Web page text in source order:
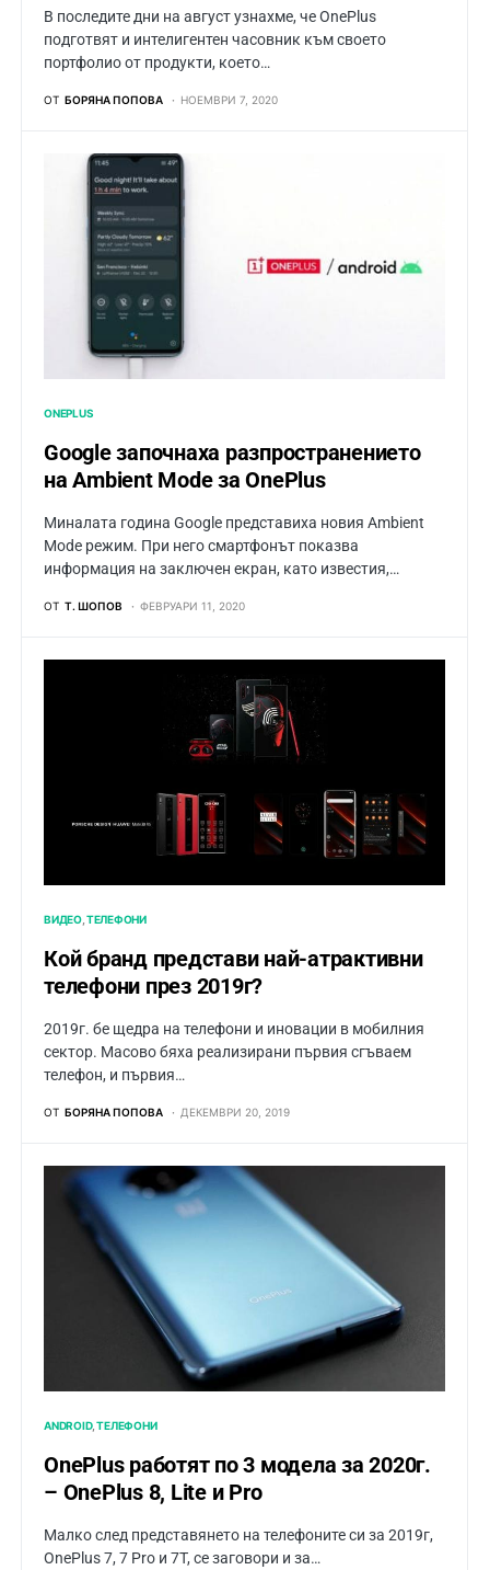
В последите дни на август узнахме, че OnePlus
подготвят и интелигентен часовник към своето
портфолио от продукти, което…
ОТ БОРЯНА ПОПОВА НОЕМВРИ 7, 2020
ONEPLUS
Google започнаха разпространението
на Ambient Mode за OnePlus
Миналата година Google представиха новия Ambient
Mode режим. При него смартфонът показва
информация на заключен екран, като известия,…
ОТ Т. ШОПОВ ФЕВРУАРИ 11, 2020
ВИДЕО ТЕЛЕФОНИ
Кой бранд представи най-атрактивни
телефони през 2019г?
2019г. бе щедра на телефони и иновации в мобилния
сектор. Масово бяха реализирани първия сгъваем
телефон, и първия…
ОТ БОРЯНА ПОПОВА ДЕКЕМВРИ 20, 2019
ANDROID ТЕЛЕФОНИ
OnePlus работят по 3 модела за 2020г.
– OnePlus 8, Lite и Pro
Малко след представянето на телефоните си за 2019г,
OnePlus 7, 7 Pro и 7T, се заговори и за…